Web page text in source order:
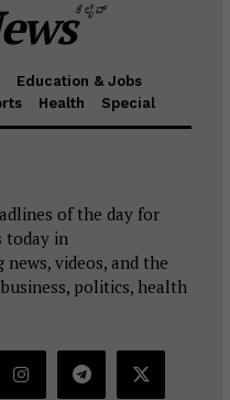
ಕೆಲೈವ್
Education & Jobs
Health Special
of the day for
today in
videos, and the
politics, health